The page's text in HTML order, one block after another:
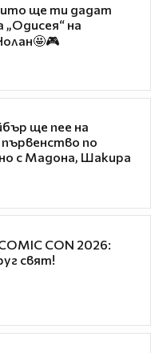
ще ти дадат
на
ще пее на
по
с Мадона, Шакира
CON 2026:
свят!